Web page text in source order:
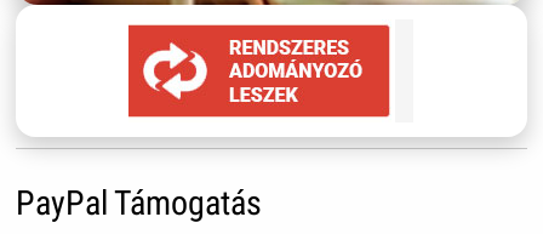
PayPal Támogatás